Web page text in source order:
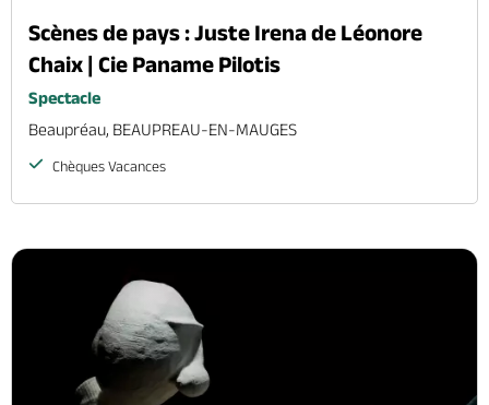
Scènes de pays : Juste Irena de Léonore
Chaix | Cie Paname Pilotis
Spectacle
Beaupréau, BEAUPREAU-EN-MAUGES
Chèques Vacances